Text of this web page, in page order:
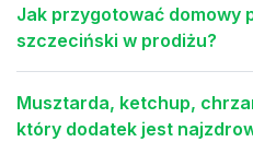
Jak przygotować domowy
szczeciński w prodiżu?
Musztarda, ketchup,
który dodatek jest